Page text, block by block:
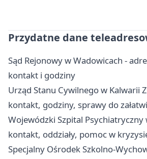
Przydatne dane
Sąd Rejonowy w Wadowicach -
kontakt i godziny
Urząd Stanu Cywilnego w Kalwarii
kontakt, godziny, sprawy do
Wojewódzki Szpital
kontakt, oddziały, pomoc w
Specjalny Ośrodek Szkolno-